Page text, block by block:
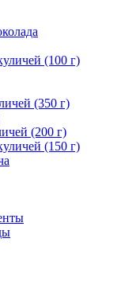
(100 г)
(350 г)
(200 г)
(150 г)